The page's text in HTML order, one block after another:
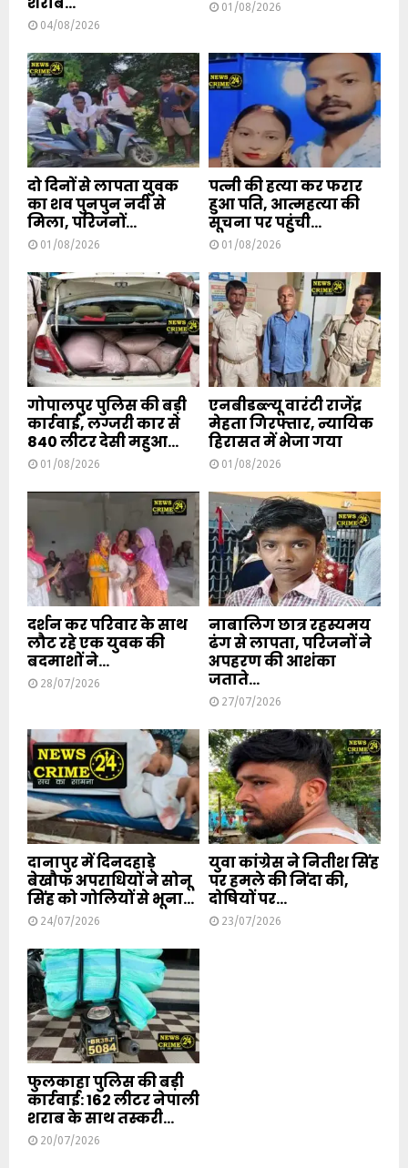
04/08/2026
01/08/2026
दो दिनों से लापता युवक
का शव पुनपुन नदी से
मिला, परिजनों...
01/08/2026
पत्नी की हत्या कर फरार
हुआ पति, आत्महत्या की
सूचना पर पहुंची...
01/08/2026
गोपालपुर पुलिस की बड़ी
कार्रवाई, लग्जरी कार से
840 लीटर देसी महुआ...
01/08/2026
एनबीडब्ल्यू वारंटी राजेंद्र
मेहता गिरफ्तार, न्यायिक
हिरासत में भेजा गया
01/08/2026
दर्शन कर परिवार के साथ
लौट रहे एक युवक की
बदमाशों ने...
28/07/2026
नाबालिग छात्र रहस्यमय
ढंग से लापता, परिजनों ने
अपहरण की आशंका
जताते...
27/07/2026
दानापुर में दिनदहाड़े
बेखौफ अपराधियों ने सोनू
सिंह को गोलियों से भूना...
24/07/2026
युवा कांग्रेस ने नितीश सिंह
पर हमले की निंदा की,
दोषियों पर...
23/07/2026
फुलकाहा पुलिस की बड़ी
कार्रवाई: 162 लीटर नेपाली
शराब के साथ तस्करी...
20/07/2026